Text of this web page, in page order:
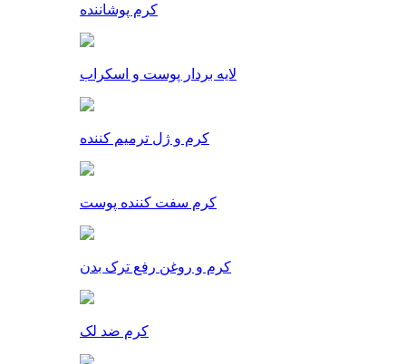
کرم پوشاننده
لایه بردار پوست و اسکراب
کرم و ژل ترمیم کننده
کرم سفت کننده پوست
کرم و روغن رفع ترک بدن
کرم ضد لک